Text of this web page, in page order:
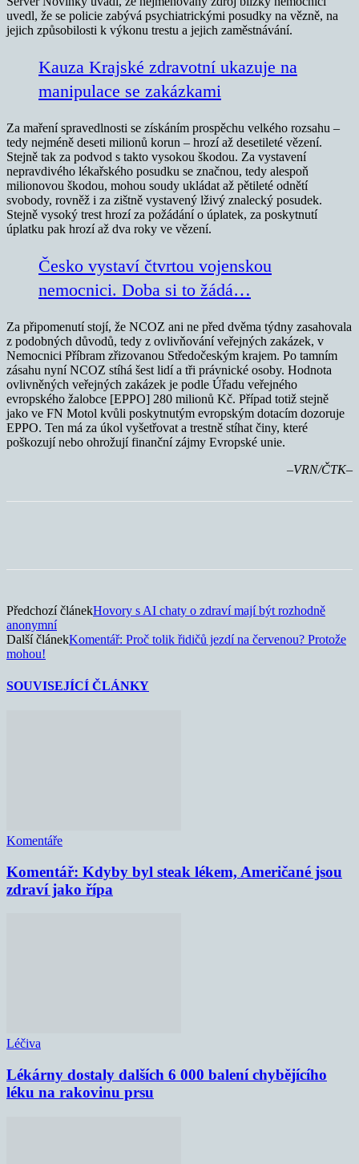
uvedl, že se policie zabývá psychiatrickými posudky na vězně, na
jejich způsobilosti k výkonu trestu a jejich zaměstnávání.
Kauza Krajské zdravotní ukazuje na
manipulace se zakázkami
Za maření spravedlnosti se získáním prospěchu velkého rozsahu –
tedy nejméně deseti milionů korun – hrozí až desetileté vězení.
Stejně tak za podvod s takto vysokou škodou. Za vystavení
nepravdivého lékařského posudku se značnou, tedy alespoň
milionovou škodou, mohou soudy ukládat až pětileté odnětí
svobody, rovněž i za zištně vystavený lživý znalecký posudek.
Stejně vysoký trest hrozí za požádání o úplatek, za poskytnutí
úplatku pak hrozí až dva roky ve vězení.
Česko vystaví čtvrtou vojenskou
nemocnici. Doba si to žádá…
Za připomenutí stojí, že NCOZ ani ne před dvěma týdny zasahovala
z podobných důvodů, tedy z ovlivňování veřejných zakázek, v
Nemocnici Příbram zřizovanou Středočeským krajem. Po tamním
zásahu nyní NCOZ stíhá šest lidí a tři právnické osoby. Hodnota
ovlivněných veřejných zakázek je podle Úřadu veřejného
evropského žalobce [EPPO] 280 milionů Kč. Případ totiž stejně
jako ve FN Motol kvůli poskytnutým evropským dotacím dozoruje
EPPO. Ten má za úkol vyšetřovat a trestně stíhat činy, které
poškozují nebo ohrožují finanční zájmy Evropské unie.
–VRN/ČTK–
Předchozí článekHovory s AI chaty o zdraví mají být rozhodně
anonymní
Další článekKomentář: Proč tolik řidičů jezdí na červenou? Protože
mohou!
SOUVISEJÍCÍ ČLÁNKY
Komentáře
Komentář: Kdyby byl steak lékem, Američané jsou
zdraví jako řípa
Léčiva
Lékárny dostaly dalších 6 000 balení chybějícího
léku na rakovinu prsu